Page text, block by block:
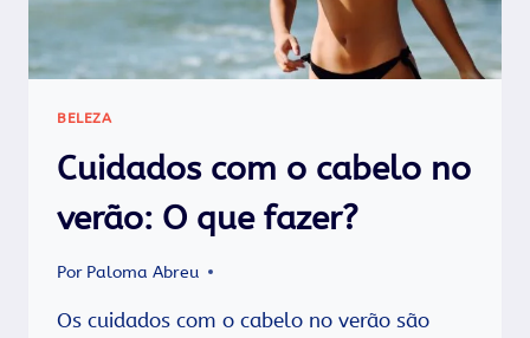
BELEZA
Cuidados com o cabelo no
verão: O que fazer?
Por Paloma Abreu
Os cuidados com o cabelo no verão são